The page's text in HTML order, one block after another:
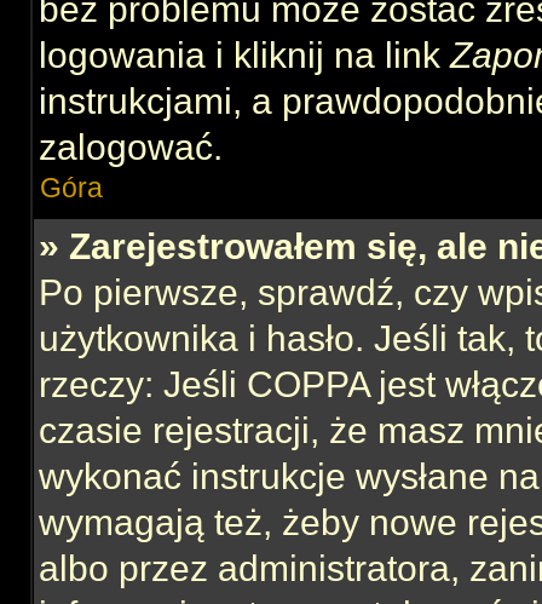
bez problemu może zostać
logowania i kliknij na link
instrukcjami, a
zalogować.
Góra
» Zarejestrowałem się, ale
Po pierwsze, sprawdź, czy
użytkownika i hasło. Jeśli tak,
rzeczy: Jeśli COPPA jest
czasie rejestracji, że masz
wykonać instrukcje wysłane
wymagają też, żeby nowe
albo przez administratora,